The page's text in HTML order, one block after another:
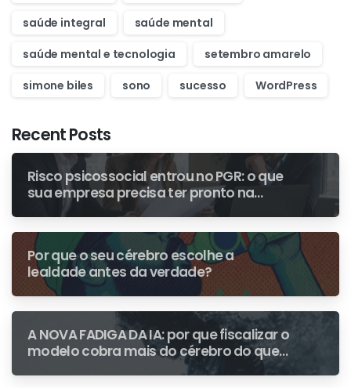
saúde integral
saúde mental
saúde mental e tecnologia
setembro amarelo
simone biles
sono sucesso WordPress
Recent Posts
Risco psicossocial entrou no PGR: o que
sua empresa precisa ter pronto na
primeira fiscalização
Por que o seu cérebro escolhe a
lealdade antes da verdade?
A NOVA FADIGA DA IA: por que fiscalizar o
modelo cobra mais do cérebro do que